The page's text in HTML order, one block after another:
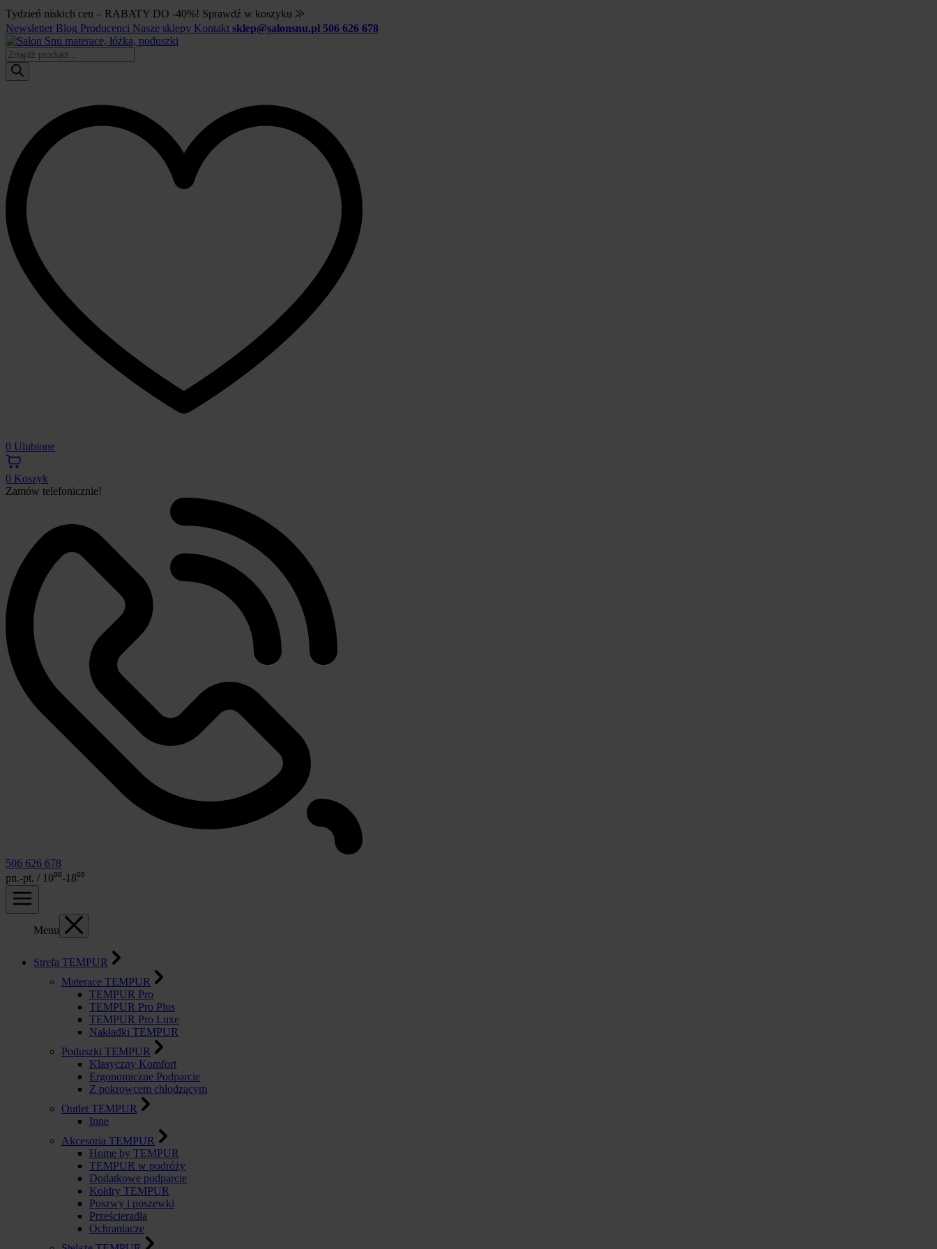
Tydzień niskich cen – RABATY DO -40%! Sprawdź w koszyku ⨠
Newsletter Blog Producenci Nasze sklepy Kontakt sklep@salonsnu.pl 506 626 678
Wyszukiwarka
produktów
0 Ulubione
0 Koszyk
Zamów telefonicznie!
506 626 678
pn.-pt. / 10⁰⁰-18⁰⁰
Menu
Strefa TEMPUR
Materace TEMPUR
TEMPUR Pro
TEMPUR Pro Plus
TEMPUR Pro Luxe
Nakładki TEMPUR
Poduszki TEMPUR
Klasyczny Komfort
Ergonomiczne Podparcie
Z pokrowcem chłodzącym
Outlet TEMPUR
Inne
Akcesoria TEMPUR
Home by TEMPUR
TEMPUR w podróży
Dodatkowe podparcie
Kołdry TEMPUR
Poszwy i poszewki
Prześcieradła
Ochraniacze